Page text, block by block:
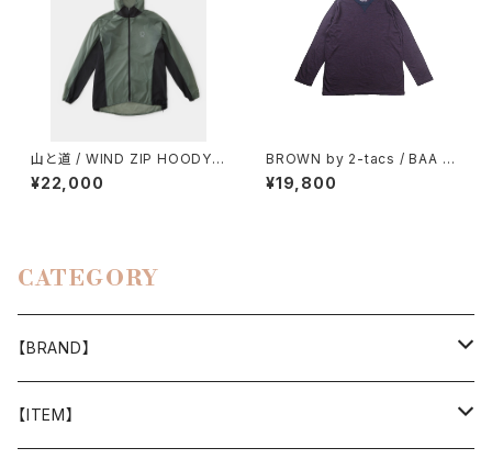
山と道 / WIND ZIP HOODY
（UNISEX）
¥22,000
BROWN by 2-tacs / BAA C
REW
¥19,800
CATEGORY
【BRAND】
山と道
【ITEM】